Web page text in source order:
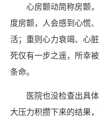
心房颤动简称房颤
度房颤，人会感到心慌
活；重则心力衰竭、心
死仅有一步之遥，所幸
条命。
医院也没检查出具
大压力积攒下来的结果